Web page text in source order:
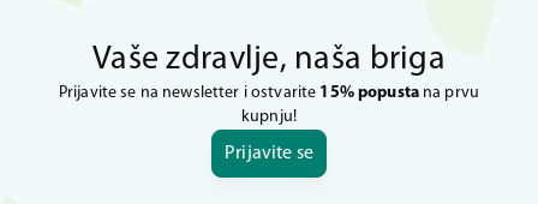
Vaše zdravlje, naša briga
Prijavite se na newsletter i ostvarite 15% popustana prvu
kupnju!
Prijavite se